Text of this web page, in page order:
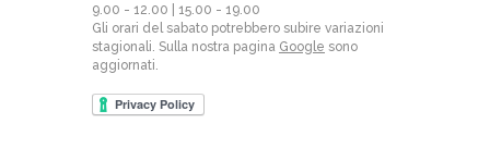
9.00 - 12.00 | 15.00 - 19.00
Gli orari del sabato potrebbero subire variazioni
stagionali. Sulla nostra pagina Google sono
aggiornati.